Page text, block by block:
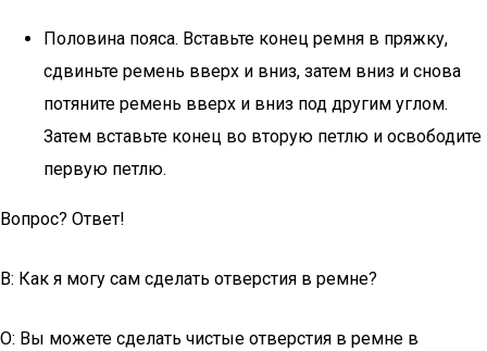
Половина пояса. Вставьте конец ремня в пряжку,
сдвиньте ремень вверх и вниз, затем вниз и снова
потяните ремень вверх и вниз под другим углом.
Затем вставьте конец во вторую петлю и освободите
первую петлю.
Вопрос? Ответ!
В: Как я могу сам сделать отверстия в ремне?
О: Вы можете сделать чистые отверстия в ремне в